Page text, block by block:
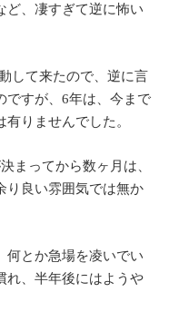
ど、凄すぎて逆に怖い
して来たので、逆に言
ですが、6年は、今まで
りませんでした。
まってから数ヶ月は、
り良い雰囲気では無か
何とか急場を凌いでい
れ、半年後にはようや